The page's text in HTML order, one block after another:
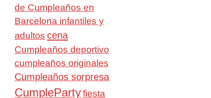
de Cumpleaños en
Barcelona infantiles y
adultos cena
Cumpleaños deportivo
cumpleaños originales
Cumpleaños sorpresa
CumplePartyfiesta